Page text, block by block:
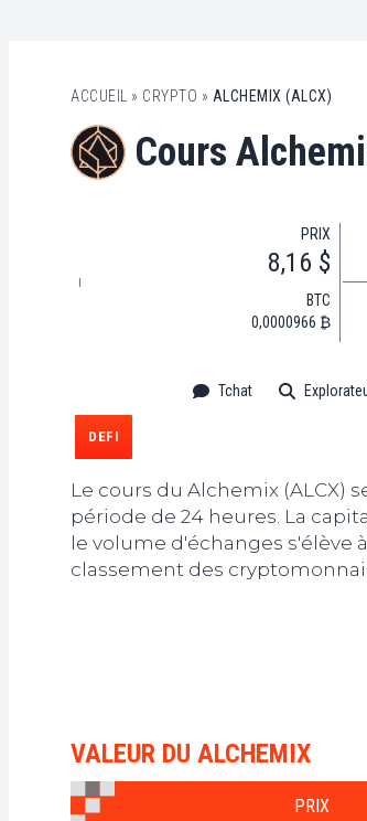
ACCUEIL » CRYPTO » ALCHEMIX (ALCX)
Cours
PRIX
8,16 $
BTC
0,0000966 ₿
Tchat
DEFI
Le cours du Alchemix (ALCX)
période de 24 heures. La
le volume d'échanges s'élève
classement des
VALEUR DU ALCHEMIX
PRIX